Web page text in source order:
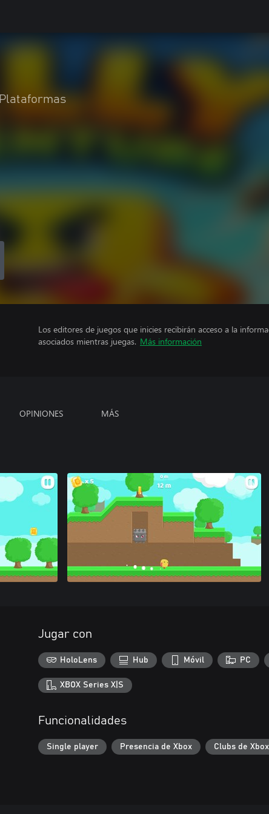
Plataformas
Los editores de juegos que inicies recibirán acceso a la
asociados mientras juegas. Más información
OPINIONES MÁS
Jugar con
HoloLens Hub Móvil PC
XBOX Series X|S
Funcionalidades
Single player Presencia de Xbox Clubs de Xbox